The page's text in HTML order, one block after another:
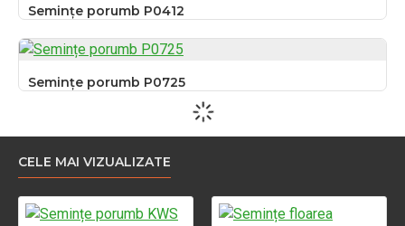
Semințe porumb P0412
Semințe porumb P0725
CELE MAI VIZUALIZATE